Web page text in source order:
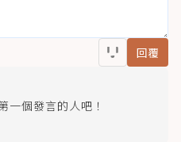
回覆
一個發言的人吧！